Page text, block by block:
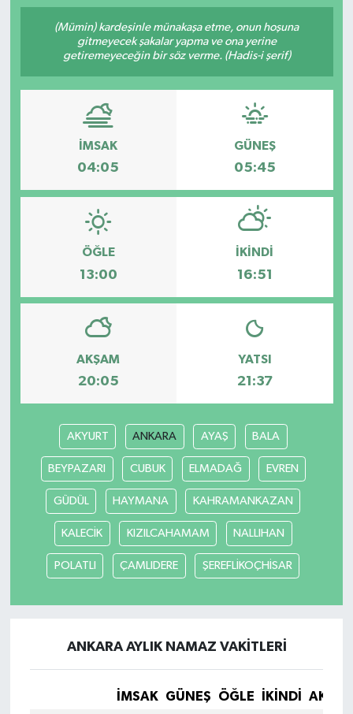
(Mümin) kardeşinle münakaşa etme, onun hoşuna
gitmeyecek şakalar yapma ve ona yerine
getiremeyeceğin bir söz verme. (Hadis-i şerif)
İMSAK
04:05
GÜNEŞ
05:45
ÖĞLE
13:00
İKINDI
16:51
AKŞAM
20:05
YATSI
21:37
AKYURT ANKARA AYAŞ BALA
BEYPAZARI CUBUK ELMADAĞ EVREN
GÜDÜL HAYMANA KAHRAMANKAZAN
KALECİK KIZILCAHAMAM NALLIHAN
POLATLI ÇAMLIDERE ŞEREFLİKOÇHİSAR
ANKARA AYLIK NAMAZ VAKITLERI
İMSAK GÜNEŞ ÖĞLE İKINDI